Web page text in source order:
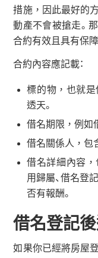
措施，因此最好的
動產不會被搶走。
合約有效且具有保障
合約內容應記載：
標的物，也就
透天。
借名期限，例如
借名關係人，包
借名詳細內容，
用歸屬、借名登
否有報酬。
借名登記
如果你已經將房屋